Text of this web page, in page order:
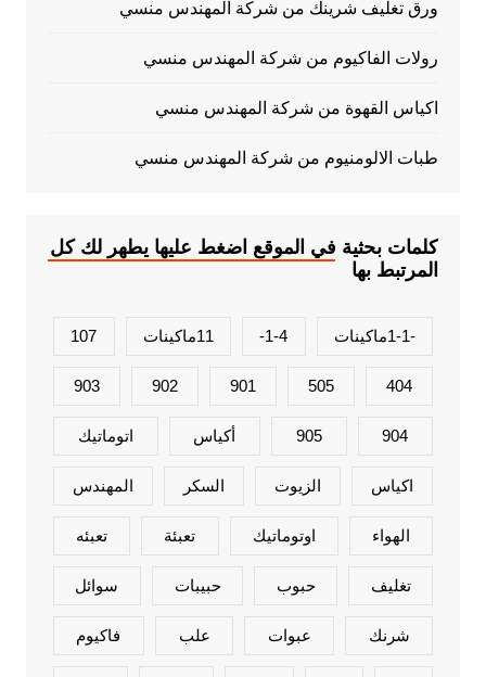
ورق تغليف شرينك من شركة المهندس منسي
رولات الفاكيوم من شركة المهندس منسي
اكياس القهوة من شركة المهندس منسي
طبات الالومنيوم من شركة المهندس منسي
كلمات بحثية في الموقع اضغط عليها يطهر لك كل
المرتبط بها
-1-1ماكينات 1-4- 11ماكينات 107
404
505
901
902
903
904
905 أكياس اتوماتيك
اكياس الزيوت السكر المهندس
الهواء اوتوماتيك تعبئة تعبئه
تغليف حبوب حبيبات سوائل
شرنك عبوات علب فاكيوم